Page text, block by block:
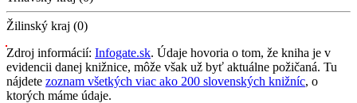
Žilinský kraj (0)
Zdroj informácií: Infogate.sk. Údaje hovoria o tom, že kniha je v
evidencii danej knižnice, môže však už byť aktuálne požičaná. Tu
nájdete zoznam všetkých viac ako 200 slovenských knižníc, o
ktorých máme údaje.